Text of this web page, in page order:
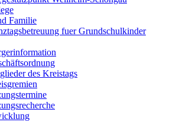
Familie
fuer Grundschulkinder
des Kreistags